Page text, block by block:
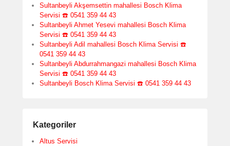
Sultanbeyli Akşemsettin mahallesi Bosch Klima
Servisi ☎️ 0541 359 44 43
Sultanbeyli Ahmet Yesevi mahallesi Bosch Klima
Servisi ☎️ 0541 359 44 43
Sultanbeyli Adil mahallesi Bosch Klima Servisi ☎️
0541 359 44 43
Sultanbeyli Abdurrahmangazi mahallesi Bosch Klima
Servisi ☎️ 0541 359 44 43
Sultanbeyli Bosch Klima Servisi ☎️ 0541 359 44 43
Kategoriler
Altus Servisi